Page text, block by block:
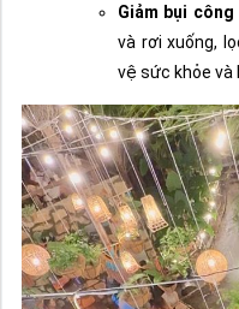
Giảm bụi công
và rơi xuống,
vệ sức khỏe và